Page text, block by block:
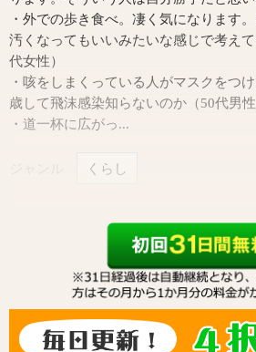
・外での歩き食べ。凄く気になります
汚くなってもいいみたいな感じで考え
代女性）
・咳をしまくっている人がマスクをつ
歳して飛沫感染知らないのか（50代男性
・道一杯に広がっ...
くらし